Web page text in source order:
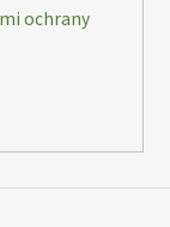
ochrany